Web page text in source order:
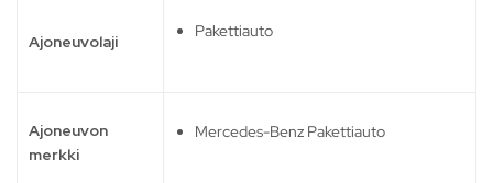
Ajoneuvolaji
Pakettiauto
Ajoneuvon
merkki
Mercedes-Benz Pakettiauto